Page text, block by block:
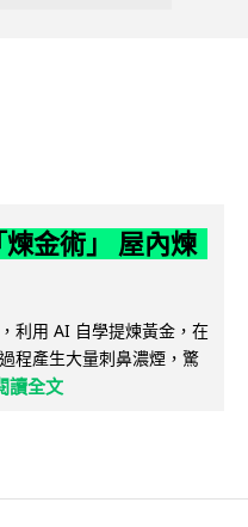
金術」 屋內煉
利用 AI 自學提煉黃金，在
程產生大量刺鼻濃煙，驚
讀全文